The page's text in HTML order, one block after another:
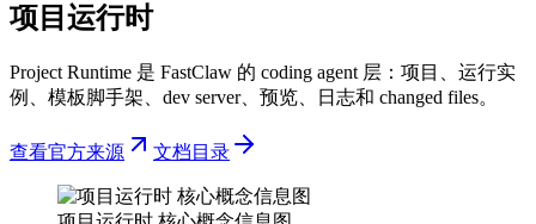
项目运行时
Project Runtime 是 FastClaw 的 coding agent 层：项目、运行实
例、模板脚手架、dev server、预览、日志和 changed files。
查看官方来源 文档目录